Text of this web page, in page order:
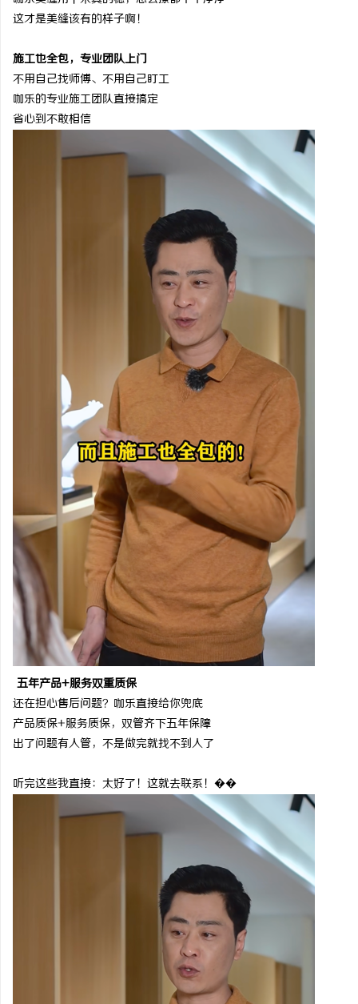
这才是美缝该有的样子啊！
施工也全包，专业团队上门
不用自己找师傅、不用自己盯工
咖乐的专业施工团队直接搞定
省心到不敢相信
五年产品+服务双重质保
还在担心售后问题？咖乐直接给你兜底
产品质保+服务质保，双管齐下五年保障
出了问题有人管，不是做完就找不到人了
听完这些我直接：太好了！这就去联系！��